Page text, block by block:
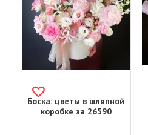
Боска: цветы в шляпной
коробке за 26590